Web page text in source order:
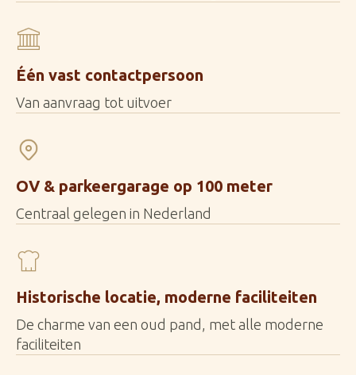
Één vast contactpersoon
Van aanvraag tot uitvoer
OV & parkeergarage op 100 meter
Centraal gelegen in Nederland
Historische locatie, moderne faciliteiten
De charme van een oud pand, met alle moderne
faciliteiten